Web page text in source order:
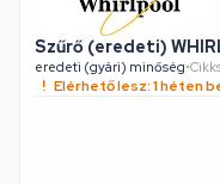
Szűrő (eredeti)
eredeti (gyári) minőség•
Elérhető lesz: 1 héten